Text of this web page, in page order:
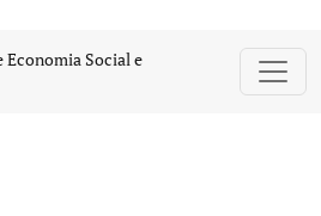
Economia Social e